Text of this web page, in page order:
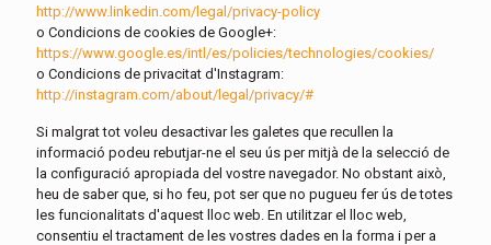
http://www.linkedin.com/legal/privacy-policy
o Condicions de cookies de Google+:
https://www.google.es/intl/es/policies/technologies/cookies/
o Condicions de privacitat d'Instagram:
http://instagram.com/about/legal/privacy/#
Si malgrat tot voleu desactivar les galetes que recullen la
informació podeu rebutjar-ne el seu ús per mitjà de la selecció de
la configuració apropiada del vostre navegador. No obstant això,
heu de saber que, si ho feu, pot ser que no pugueu fer ús de totes
les funcionalitats d'aquest lloc web. En utilitzar el lloc web,
consentiu el tractament de les vostres dades en la forma i per a